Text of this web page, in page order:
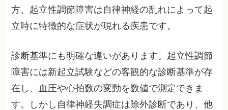
方、起立性調節障害は自律神経の乱れによって起
立時に特徴的な症状が現れる疾患です。
診断基準にも明確な違いがあります。起立性調節
障害には新起立試験などの客観的な診断基準が存
在し、血圧や心拍数の変動を数値で測定できま
す。しかし自律神経失調症は除外診断であり、他